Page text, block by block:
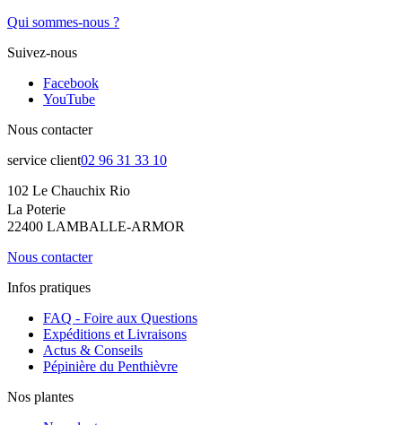
Qui sommes-nous ?
Suivez-nous
Facebook
YouTube
Nous contacter
service client02 96 31 33 10
102 Le Chauchix Rio
La Poterie
22400 LAMBALLE-ARMOR
Nous contacter
Infos pratiques
FAQ - Foire aux Questions
Expéditions et Livraisons
Actus & Conseils
Pépinière du Penthièvre
Nos plantes